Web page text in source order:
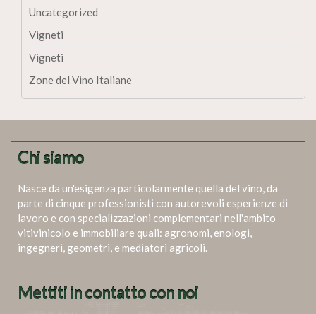
Uncategorized
Vigneti
Vigneti
Zone del Vino Italiane
Chi siamo
Nasce da un'esigenza particolarmente quella del vino, da
parte di cinque professionisti con autorevoli esperienze di
lavoro e con specializzazioni complementari nell'ambito
vitivinicolo e immobiliare quali: agronomi, enologi,
ingegneri, geometri, e mediatori agricoli.
Mettiti in contatto con noi